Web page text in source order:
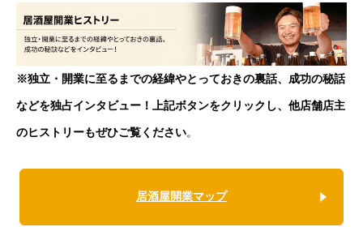
※独立・開業に至るまでの経緯やとっておきの裏話、成功の秘話
などを独占インタビュー！上記ボタンをクリックし、他店舗店主
のヒストリーもぜひご覧ください。
居酒屋開業マップ